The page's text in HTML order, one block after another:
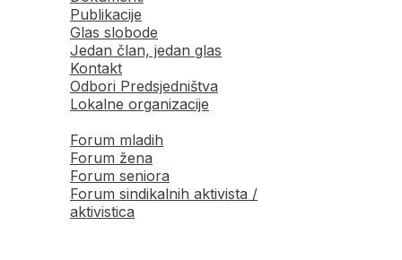
Publikacije
Glas slobode
Jedan član, jedan glas
Kontakt
Odbori Predsjedništva
Lokalne organizacije
Forum mladih
Forum žena
Forum seniora
Forum sindikalnih aktivista /
aktivistica